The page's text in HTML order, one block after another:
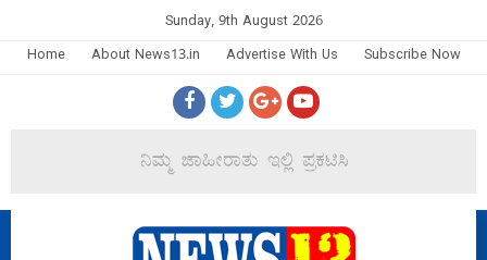
Sunday, 9th August 2026
Home
About News13.in Advertise With Us Subscribe Now